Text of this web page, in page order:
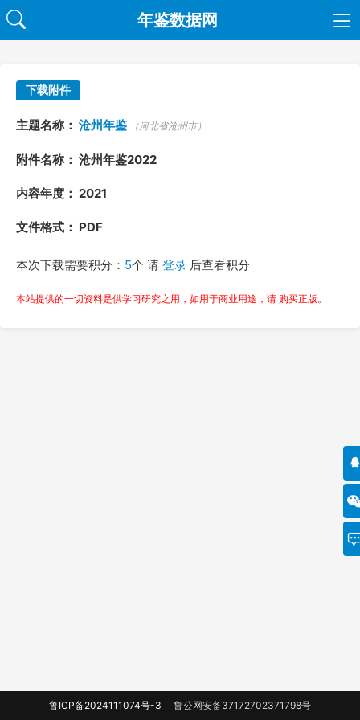
年鉴数据网
下载附件
主题名称： 沧州年鉴 （河北省沧州市）
附件名称： 沧州年鉴2022
内容年度： 2021
文件格式： PDF
本次下载需要积分： 5个 请 登录 后查看积分
本站提供的一切资料是供学习研究之用，如用于商业用途，请 购买正版。
鲁ICP备2024111074号-3 鲁公网安备37172702371798号